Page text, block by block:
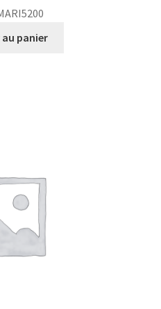
panier